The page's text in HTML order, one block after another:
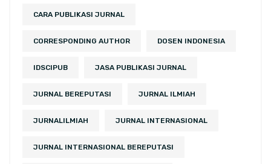
CARA PUBLIKASI JURNAL
CORRESPONDING AUTHOR DOSEN INDONESIA
IDSCIPUB JASA PUBLIKASI JURNAL
JURNAL BEREPUTASI JURNAL ILMIAH
JURNALILMIAH JURNAL INTERNASIONAL
JURNAL INTERNASIONAL BEREPUTASI